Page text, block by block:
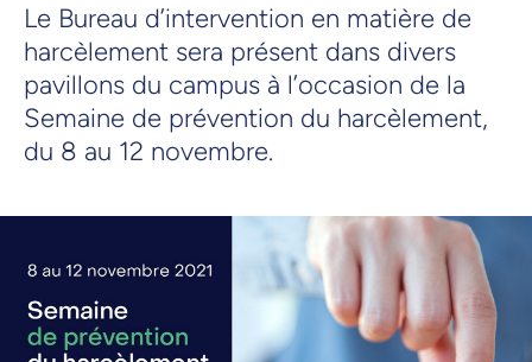
Le Bureau d’intervention en matière de
harcèlement sera présent dans divers
pavillons du campus à l’occasion de la
Semaine de prévention du harcèlement,
du 8 au 12 novembre.